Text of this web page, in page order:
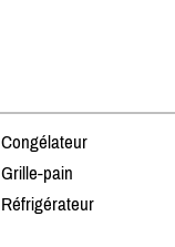
Congélateur
Grille-pain
Réfrigérateur